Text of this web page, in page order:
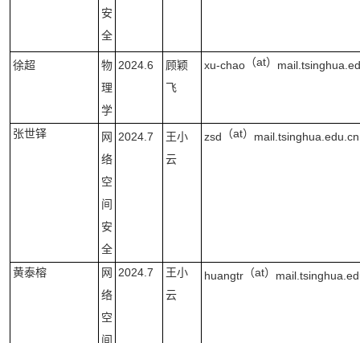
安
全
徐超
物
理
学
2024.6
顾颖
飞
xu-chao （at）
张世铎
网
络
空
间
安
全
2024.7
王小
云
zsd （at） mail.tsinghua.edu.cn
黄泰榕
网
络
空
间
2024.7
王小
云
huangtr （at）